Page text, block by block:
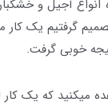
آجیل و خشکبار
گرفتیم یک کار
خوبی گرفت.
میکنید که یک کار